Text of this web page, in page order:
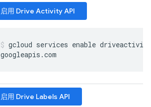
启用 Drive Activity API
gcloud services enable driveactivity
googleapis .com
启用 Drive Labels API